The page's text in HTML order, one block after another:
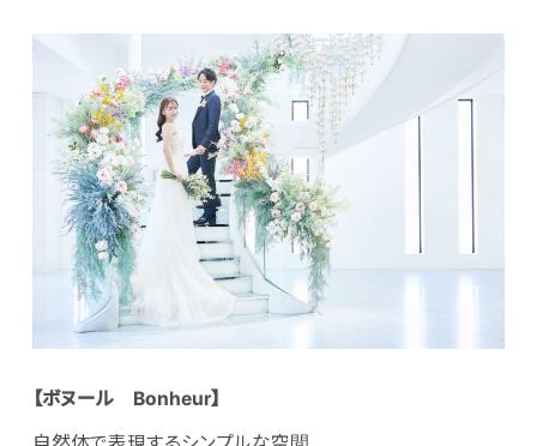
【ボヌール Bonheur】